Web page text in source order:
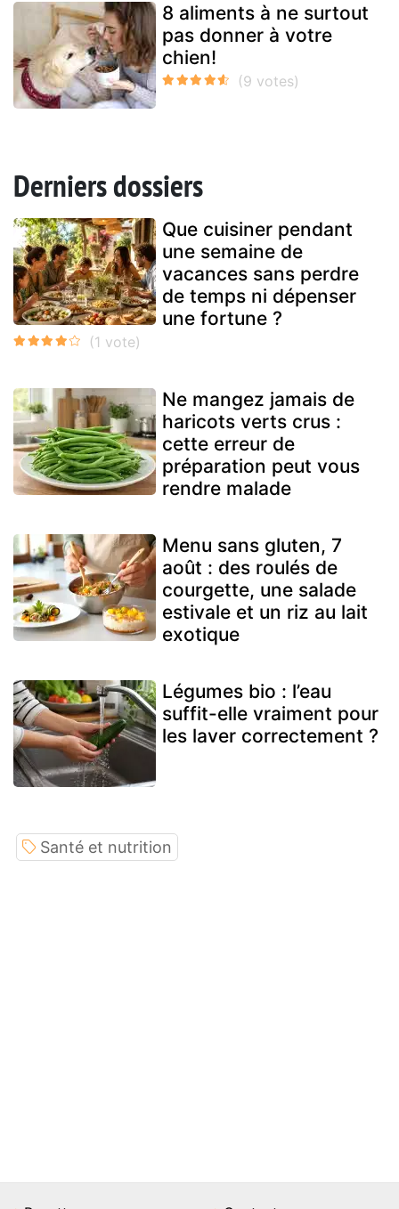
8 aliments à ne surtout
pas donner à votre
chien!
Derniers dossiers
Que cuisiner pendant
une semaine de
vacances sans perdre
de temps ni dépenser
une fortune ?
Ne mangez jamais de
haricots verts crus :
cette erreur de
préparation peut vous
rendre malade
Menu sans gluten, 7
août : des roulés de
courgette, une salade
estivale et un riz au lait
exotique
Légumes bio : l’eau
suffit-elle vraiment pour
les laver correctement ?
Santé et nutrition